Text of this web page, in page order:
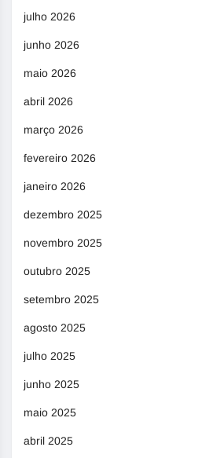
julho 2026
junho 2026
maio 2026
abril 2026
março 2026
fevereiro 2026
janeiro 2026
dezembro 2025
novembro 2025
outubro 2025
setembro 2025
agosto 2025
julho 2025
junho 2025
maio 2025
abril 2025